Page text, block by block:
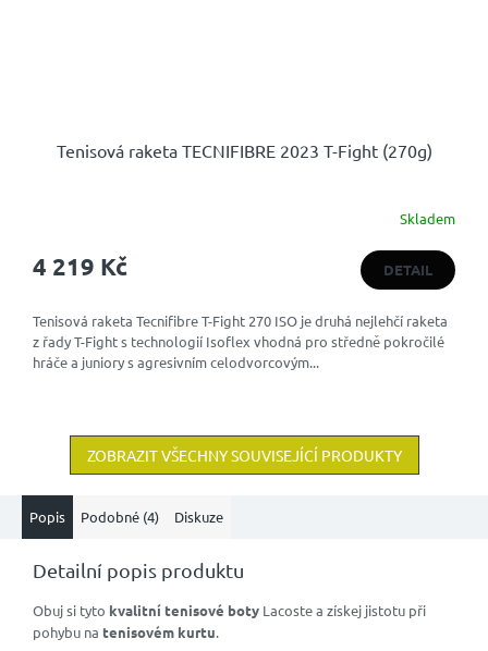
Tenisová raketa TECNIFIBRE 2023 T-Fight (270g)
produktu
z
5
hvězdiček.
Skladem
4 219 Kč DETAIL
Tenisová raketa Tecnifibre T-Fight 270 ISO je druhá nejlehčí raketa
z řady T-Fight s technologií Isoflex vhodná pro středně pokročilé
hráče a juniory s agresivním celodvorcovým...
ZOBRAZIT VŠECHNY SOUVISEJÍCÍ PRODUKTY
Popis Podobné (4) Diskuze
Detailní popis produktu
Obuj si tyto kvalitní tenisové boty Lacoste a získej jistotu při
pohybu na tenisovém kurtu.